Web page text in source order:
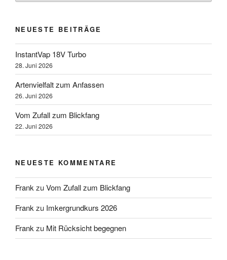
NEUESTE BEITRÄGE
InstantVap 18V Turbo
28. Juni 2026
Artenvielfalt zum Anfassen
26. Juni 2026
Vom Zufall zum Blickfang
22. Juni 2026
NEUESTE KOMMENTARE
FrankzuVom Zufall zum Blickfang
Frankzu Imkergrundkurs 2026
Frankzu Mit Rücksicht begegnen